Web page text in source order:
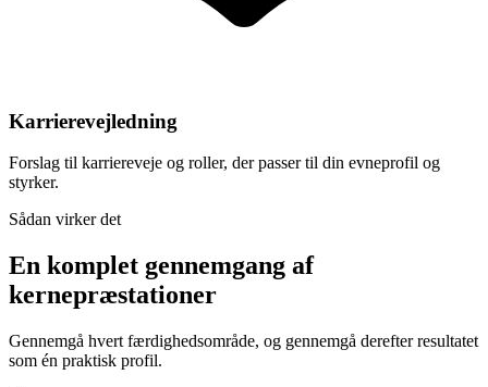
Karrierevejledning
Forslag til karriereveje og roller, der passer til din evneprofil og
styrker.
Sådan virker det
En komplet gennemgang af
kernepræstationer
Gennemgå hvert færdighedsområde, og gennemgå derefter resultatet
som én praktisk profil.